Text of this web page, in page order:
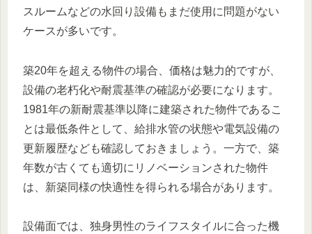
スルームなどの水回り設備もまだ使用に問題がない
ケースが多いです。
築20年を超える物件の場合、価格は魅力的ですが、
設備の老朽化や耐震基準の確認が必要になります。
1981年の新耐震基準以降に建築された物件であるこ
とは最低条件として、給排水管の状態や電気設備の
更新履歴なども確認しておきましょう。一方で、築
年数が古くても適切にリノベーションされた物件
は、新築同様の快適性を得られる場合があります。
設備面では、独身男性のライフスタイルに合った機